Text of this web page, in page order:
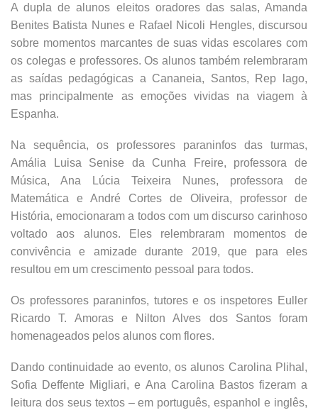
A dupla de alunos eleitos oradores das salas, Amanda
Benites Batista Nunes e Rafael Nicoli Hengles, discursou
sobre momentos marcantes de suas vidas escolares com
os colegas e professores. Os alunos também relembraram
as saídas pedagógicas a Cananeia, Santos, Rep lago,
mas principalmente as emoções vividas na viagem à
Espanha.
Na sequência, os professores paraninfos das turmas,
Amália Luisa Senise da Cunha Freire, professora de
Música, Ana Lúcia Teixeira Nunes, professora de
Matemática e André Cortes de Oliveira, professor de
História, emocionaram a todos com um discurso carinhoso
voltado aos alunos. Eles relembraram momentos de
convivência e amizade durante 2019, que para eles
resultou em um crescimento pessoal para todos.
Os professores paraninfos, tutores e os inspetores Euller
Ricardo T. Amoras e Nilton Alves dos Santos foram
homenageados pelos alunos com flores.
Dando continuidade ao evento, os alunos Carolina Plihal,
Sofia Deffente Migliari, e Ana Carolina Bastos fizeram a
leitura dos seus textos – em português, espanhol e inglês,